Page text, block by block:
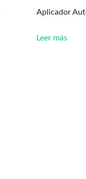
Aplicador
Leer más